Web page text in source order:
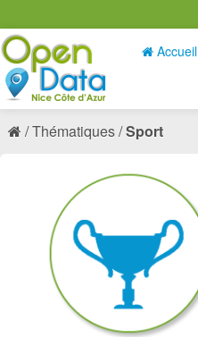
Accueil
Thématiques Sport